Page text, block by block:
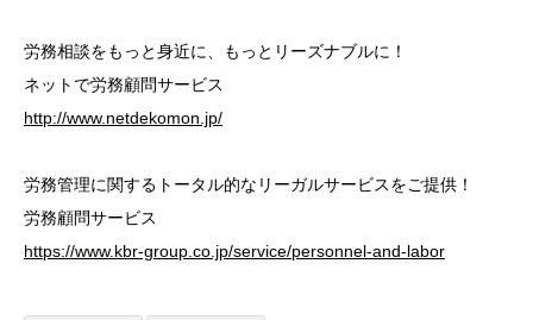
労務相談をもっと身近に、もっとリーズナブルに！
ネットで労務顧問サービス
http://www.netdekomon.jp/
労務管理に関するトータル的なリーガルサービスをご提供！
労務顧問サービス
https://www.kbr-group.co.jp/service/personnel-and-labor